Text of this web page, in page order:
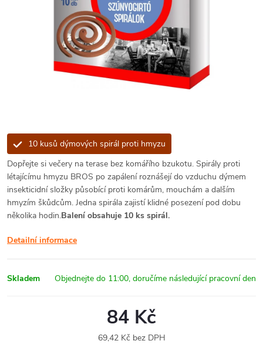
10 kusů dýmových spirál proti hmyzu
Dopřejte si večery na terase bez komářího bzukotu. Spirály proti
létajícímu hmyzu BROS po zapálení roznášejí do vzduchu dýmem
insekticidní složky působící proti komárům, mouchám a dalším
hmyzím škůdcům. Jedna spirála zajistí klidné posezení pod dobu
několika hodin.Balení obsahuje 10 ks spirál.
Detailní informace
Skladem
84 Kč
69,42 Kč bez DPH